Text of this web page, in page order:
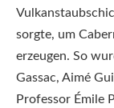
sorgte, um
erzeugen. So
Gassac, Aimé
Professor Émile